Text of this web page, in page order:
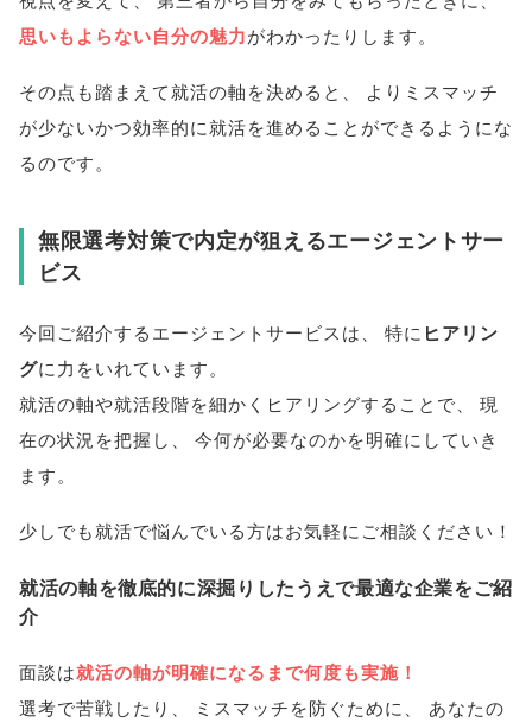
思いもよらない自分の魅力がわかったりします。
その点も踏まえて就活の軸を決めると
よりミスマッチ
が少ないかつ効率的に就活を進めることができるようにな
るのです。
無限選考対策で内定が狙えるエージェントサー
ビス
今回ご紹介するエージェントサービスは 特に ヒアリン
グに力をいれています。
就活の軸や就活段階を細かくヒアリングすることで
現
在の状況を把握し
今何が必要なのかを明確にしていき
ます。
少しでも就活で悩んでいる方はお気軽にご相談ください！
就活の軸を徹底的に深掘りしたうえで最適な企業をご紹
介
面談は就活の軸が明確になるまで何度も実施！
選考で苦戦したり 、 ミスマッチを防ぐために、
あなたの